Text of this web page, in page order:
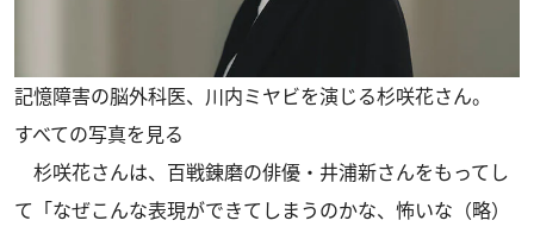
記憶障害の脳外科医、川内ミヤビを演じる杉咲花さん。
すべての写真を見る
杉咲花さんは、百戦錬磨の俳優・井浦新さんをもってし
て「なぜこんな表現ができてしまうのかな、怖いな（略）